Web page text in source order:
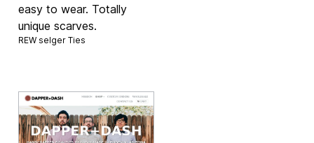
easy to wear. Totally
unique scarves.
REW selgerTies